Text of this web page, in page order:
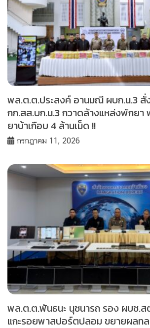
พล.ต.ต.ประสงค์ อานมณี ผบก.น.3 สั่
กก.สส.บก.น.3 กวาดล้างแหล่งพักยา
ยาบ้าเกือบ 4 ล้านเม็ด !!
กรกฎาคม 11, 2026
พล.ต.ต.พันธนะ นุชนารถ รอง ผบช.
แกะรอยพาสปอร์ตปลอม ขยายผลทล